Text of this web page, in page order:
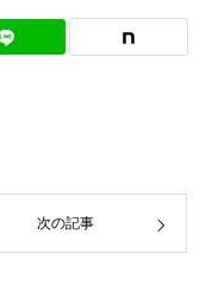
次の記事